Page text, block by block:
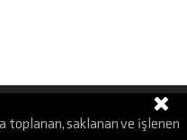
toplanan, saklanan ve işlenen